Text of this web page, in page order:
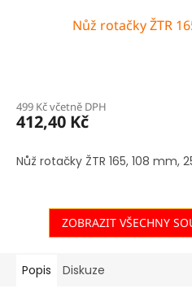
Nůž rotačky ŽTR
499 Kč včetně DPH
412,40 Kč
Nůž rotačky ŽTR 165, 108 mm,
ZOBRAZIT VŠECHNY
Popis Diskuze